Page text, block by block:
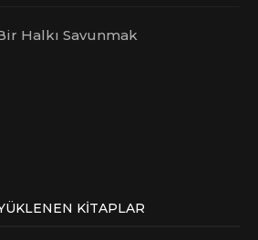
Halkı Savunmak
KITAPLAR